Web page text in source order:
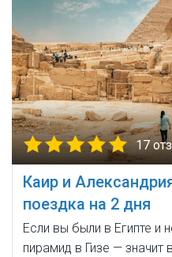
17
Каир и
поездка на 2 дня
Если вы были в Египте и
пирамид в Гизе — значит